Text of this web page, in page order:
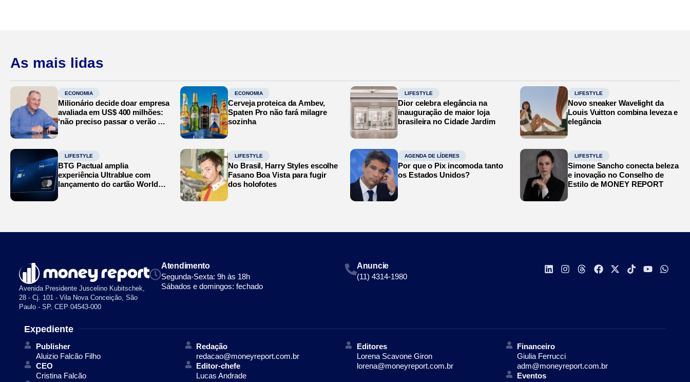
As mais lidas
ECONOMIA
Milionário decide doar empresa
avaliada em US$ 400 milhões:
‘não preciso passar o verão no
ECONOMIA
Cerveja proteica da Ambev,
Spaten Pro não fará milagre
sozinha
LIFESTYLE
Dior celebra elegância na
inauguração de maior loja
brasileira no Cidade Jardim
LIFESTYLE
Novo sneaker Wavelight da
Louis Vuitton combina leveza e
elegância
LIFESTYLE
BTG Pactual amplia
experiência Ultrablue com
lançamento do cartão World
LIFESTYLE
No Brasil, Harry Styles escolhe
Fasano Boa Vista para fugir
dos holofotes
AGENDA DE LÍDERES
Por que o Pix incomoda tanto
os Estados Unidos?
LIFESTYLE
Simone Sancho conecta beleza
e inovação no Conselho de
Estilo de MONEY REPORT
Avenida Presidente Juscelino Kubitschek,
28 - Cj. 101 - Vila Nova Conceição, São
Paulo - SP, CEP 04543-000
Atendimento
Segunda-Sexta: 9h às 18h
Sábados e domingos: fechado
Anuncie
(11) 4314-1980
Expediente
Publisher
Aluizio Falcão Filho
CEO
Cristina Falcão
Redação
redacao@moneyreport.com.br
Editor-chefe
Lucas Andrade
Editores
Lorena Scavone Giron
lorena@moneyreport.com.br
Financeiro
Giulia Ferrucci
adm@moneyreport.com.br
Eventos